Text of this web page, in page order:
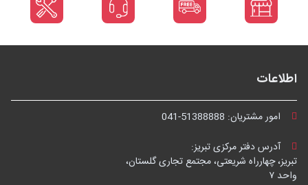
اطلاعات
امور مشتریان: 041-51388888
آدرس دفتر مرکزی تبریز:
تبریز، چهارراه شریعتی، مجتمع تجاری گلستان،
واحد ۷